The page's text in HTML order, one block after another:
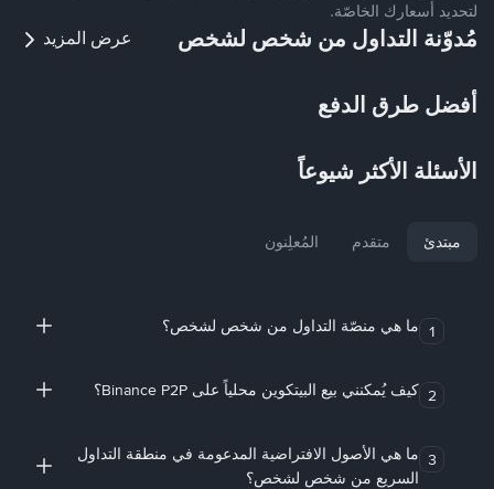
لتحديد أسعارك الخاصّة.
مُدوّنة التداول من شخص لشخص عرض المزيد
أفضل طرق الدفع
الأسئلة الأكثر شيوعاً
مبتدئ متقدم المُعلِنون
1 ما هي منصّة التداول من شخص لشخص؟
2 كيف يُمكنني بيع البيتكوين محلياً على Binance P2P؟
3 ما هي الأصول الافتراضية المدعومة في منطقة التداول
السريع من شخص لشخص؟